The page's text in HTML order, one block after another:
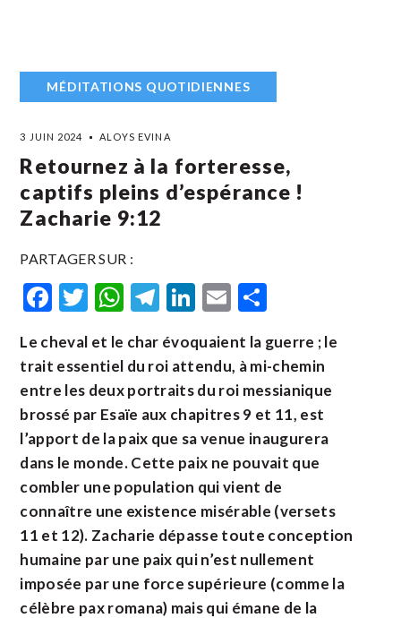
MÉDITATIONS QUOTIDIENNES
3 JUIN 2024 ALOYS EVINA
Retournez à la forteresse,
captifs pleins d’espérance !
Zacharie 9:12
PARTAGER SUR :
Facebook
Twitter
WhatsApp
Telegram
LinkedIn
Email
Le cheval et le char évoquaient la guerre ; le
trait essentiel du roi attendu, à mi-chemin
entre les deux portraits du roi messianique
brossé par Esaïe aux chapitres 9 et 11, est
l’apport de la paix que sa venue inaugurera
dans le monde. Cette paix ne pouvait que
combler une population qui vient de
connaître une existence misérable (versets
11 et 12). Zacharie dépasse toute conception
humaine par une paix qui n’est nullement
imposée par une force supérieure (comme la
célèbre pax romana) mais qui émane de la